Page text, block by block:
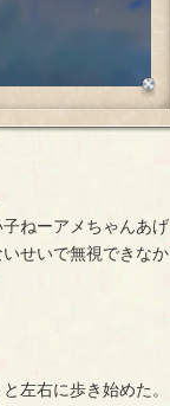
ねーアメちゃんあげ
せいで無視できなか
左右に歩き始めた。